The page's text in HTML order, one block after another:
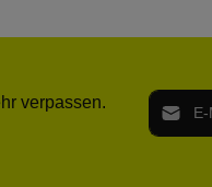
verpassen. E-Mail-